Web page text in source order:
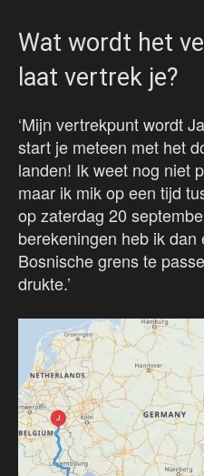
Wat wordt het
laat vertrek je?
‘Mijn vertrekpunt wordt
start je meteen met het
landen! Ik weet nog niet
maar ik mik op een tijd
op zaterdag 20
berekeningen heb ik
Bosnische grens te
drukte.’